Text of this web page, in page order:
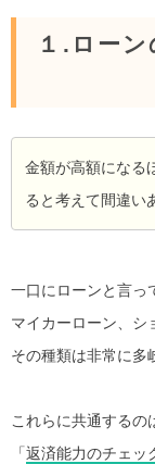
１.ロー
金額が高額になる
ると考えて間違い
一口にローンと言っ
マイカーローン、シ
その種類は非常に多
これらに共通するの
「返済能力のチェッ